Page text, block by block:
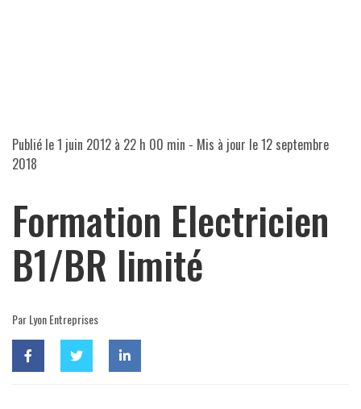
Publié le1 juin 2012 à 22 h 00 min - Mis à jour le12 septembre
2018
Formation Electricien
B1/BR limité
Par Lyon Entreprises